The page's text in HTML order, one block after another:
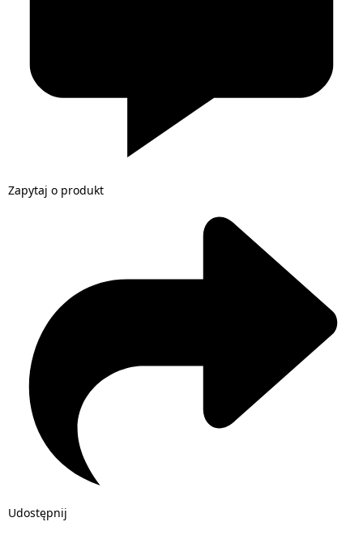
Zapytaj o produkt
Udostępnij